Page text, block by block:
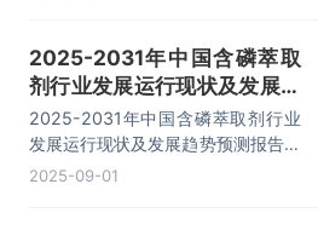
2025-2031年中国含磷萃取
剂行业发展运行现状及发展趋
势预测报告
2025-2031年中国含磷萃取剂行业
发展运行现状及发展趋势预测报告，
主要包括行业进、出口分析、企业及
2025-09-01